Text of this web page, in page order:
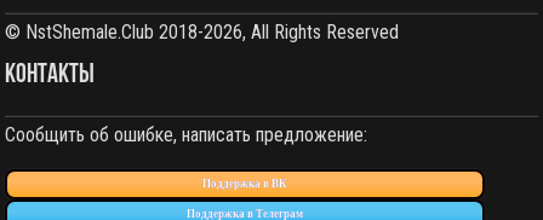
© NstShemale.Club 2018-2026, All Rights Reserved
КОНТАКТЫ
Сообщить об ошибке, написать предложение:
Поддержка в ВК
Поддержка в Телеграм